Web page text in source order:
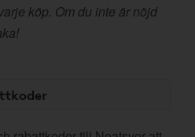
köp. Om du inte är nöjd